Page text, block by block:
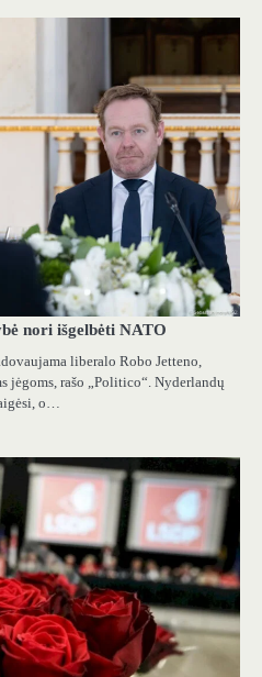
nori išgelbėti NATO
liberalo Robo Jetteno,
jėgoms, rašo „Politico“. Nyderlandų
o…